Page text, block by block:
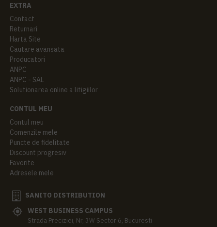
EXTRA
Contact
Returnari
Harta Site
Cautare avansata
Producatori
ANPC
ANPC - SAL
Solutionarea online a litigiilor
CONTUL MEU
Contul meu
Comenzile mele
Puncte de fidelitate
Discount progresiv
Favorite
Adresele mele
SANITO DISTRIBUTION
WEST BUSINESS CAMPUS
Strada Preciziei, Nr, 3W Sector 6, Bucuresti